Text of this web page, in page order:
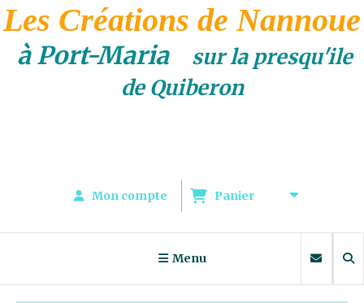
Les Créations de Nannoue
à Port-Maria
sur la presqu'ile
de Quiberon
Mon compte Panier
Menu